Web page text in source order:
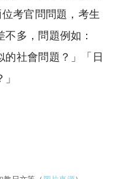
考官問問題，考生
多，問題例如：
的社會問題？」「日